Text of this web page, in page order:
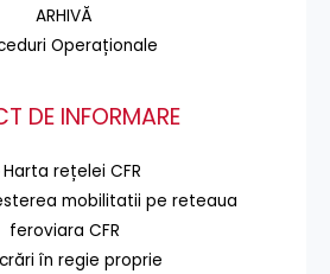
ARHIVĂ
Operaționale
DE INFORMARE
rețelei CFR
mobilitatii pe reteaua
feroviara CFR
în regie proprie